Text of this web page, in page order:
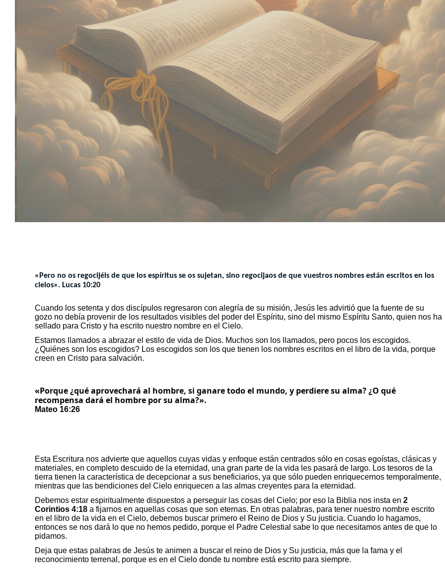
«Pero no os regocijéis de que los espíritus se os sujetan, sino regocijaos de que vuestros nombres están escritos en los
cielos». Lucas 10:20
Cuando los setenta y dos discípulos regresaron con alegría de su misión, Jesús les advirtió que la fuente de su
gozo no debía provenir de los resultados visibles del poder del Espíritu, sino del mismo Espíritu Santo, quien nos ha
sellado para Cristo y ha escrito nuestro nombre en el Cielo.
Estamos llamados a abrazar el estilo de vida de Dios. Muchos son los llamados, pero pocos los escogidos.
¿Quiénes son los escogidos? Los escogidos son los que tienen los nombres escritos en el libro de la vida, porque
creen en Cristo para salvación.
«Porque ¿qué aprovechará al hombre, si ganare todo el mundo, y perdiere su alma? ¿O qué
recompensa dará el hombre por su alma?».
Mateo 16:26
Esta Escritura nos advierte que aquellos cuyas vidas y enfoque están centrados sólo en cosas egoístas, clásicas y
materiales, en completo descuido de la eternidad, una gran parte de la vida les pasará de largo. Los tesoros de la
tierra tienen la característica de decepcionar a sus beneficiarios, ya que sólo pueden enriquecernos temporalmente,
mientras que las bendiciones del Cielo enriquecen a las almas creyentes para la eternidad.
Debemos estar espiritualmente dispuestos a perseguir las cosas del Cielo; por eso la Biblia nos insta en 2
Corintios 4:18 a fijarnos en aquellas cosas que son eternas. En otras palabras, para tener nuestro nombre escrito
en el libro de la vida en el Cielo, debemos buscar primero el Reino de Dios y Su justicia. Cuando lo hagamos,
entonces se nos dará lo que no hemos pedido, porque el Padre Celestial sabe lo que necesitamos antes de que lo
pidamos.
Deja que estas palabras de Jesús te animen a buscar el reino de Dios y Su justicia, más que la fama y el
reconocimiento terrenal, porque es en el Cielo donde tu nombre está escrito para siempre.